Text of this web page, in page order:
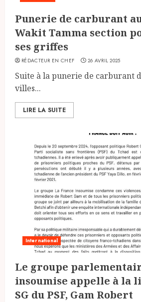
Punerie de carburant
Wakit Tamma section
ses griffes
RÉDACTEUR EN CHEF 26 AVRIL 2025
Suite à la punerie de carburant
villes...
LIRE LA SUITE
International
Le groupe
insoumise appelle à la
SG du PSF, Gam Robert